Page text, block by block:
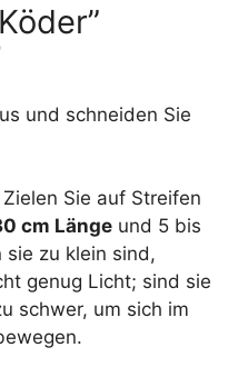
und schneiden Sie
Zielen Sie auf Streifen
cm Länge und 5 bis
sie zu klein sind,
genug Licht; sind sie
schwer, um sich im